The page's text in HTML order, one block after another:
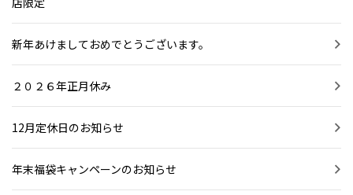
新年あけましておめでとうございます。
２０２６年正月休み
12月定休日のお知らせ
年末福袋キャンペーンのお知らせ